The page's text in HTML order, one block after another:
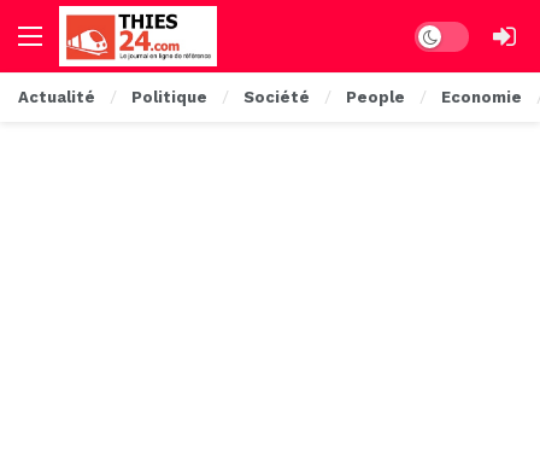
Dark mode
Actualité Politique Société People Economie